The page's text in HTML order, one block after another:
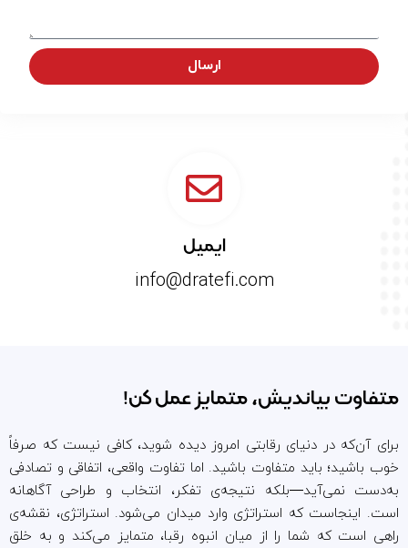
ارسال
ایمیل
info@dratefi.com
متفاوت بیاندیش، متمایز عمل کن!
برای آن‌که در دنیای رقابتی امروز دیده شوید، کافی نیست که صرفاً
خوب باشید؛ باید متفاوت باشید. اما تفاوت واقعی، اتفاقی و تصادفی
به‌دست نمی‌آید—بلکه نتیجه‌ی تفکر، انتخاب و طراحی آگاهانه
است. اینجاست که استراتژی وارد میدان می‌شود. استراتژی، نقشه‌ی
راهی است که شما را از میان انبوه رقبا، متمایز می‌کند و به خلق